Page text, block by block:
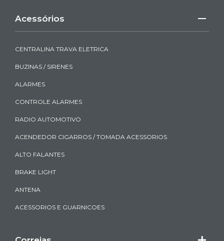
Acessórios
CENTRALINA TRAVA ELETRICA
BUZINAS / SIRENES
ALARMES
CONTROLE ALARMES
RADIO AUTOMOTIVO
ACENDEDOR CIGARROS / TOMADA ACESSORIOS
ALTO FALANTES
BRAKE LIGHT
ANTENA
ACESSORIOS E GUARNICOES